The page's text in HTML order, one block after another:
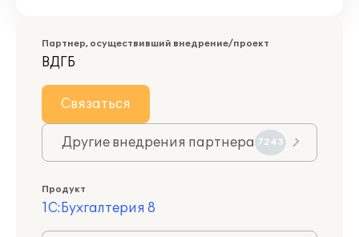
Партнер, осуществивший внедрение/проект
ВДГБ
Связаться
Другие внедрения партнера 7243
Продукт
1С:Бухгалтерия 8